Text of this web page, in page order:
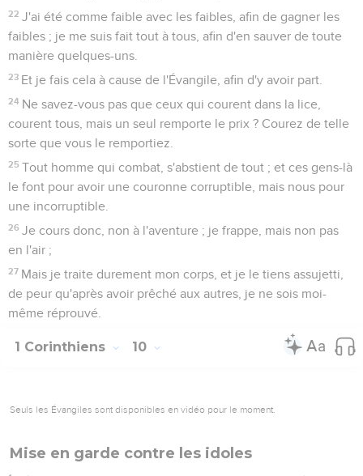
22 J'ai été comme faible avec les faibles, afin de gagner les
faibles ; je me suis fait tout à tous, afin d'en sauver de toute
manière quelques-uns.
23 Et je fais cela à cause de l'Évangile, afin d'y avoir part.
24 Ne savez-vous pas que ceux qui courent dans la lice,
courent tous, mais un seul remporte le prix ? Courez de telle
sorte que vous le remportiez.
25 Tout homme qui combat, s'abstient de tout ; et ces gens-là
le font pour avoir une couronne corruptible, mais nous pour
une incorruptible.
26 Je cours donc, non à l'aventure ; je frappe, mais non pas
en l'air ;
27 Mais je traite durement mon corps, et je le tiens assujetti,
de peur qu'après avoir prêché aux autres, je ne sois moi-
même réprouvé.
1 Corinthiens 10
Seuls les Évangiles sont disponibles en vidéo pour le moment.
Mise en garde contre les idoles